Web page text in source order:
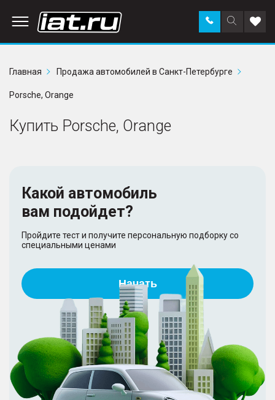
Поиск
по
Заказать
звонок в
Главная
Продажа автомобилей в Санкт-Петербурге
Porsche, Orange
Купить Porsche, Orange
Какой автомобиль
вам подойдет?
Пройдите тест и получите персональную подборку со
специальными ценами
Начать